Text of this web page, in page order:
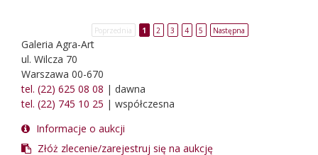
Poprzednia 1 2 3 4 5 Następna
Galeria Agra-Art
ul. Wilcza 70
Warszawa 00-670
tel. (22) 625 08 08 | dawna
tel. (22) 745 10 25 | współczesna
Informacje o aukcji
Złóż zlecenie/zarejestruj się na aukcję